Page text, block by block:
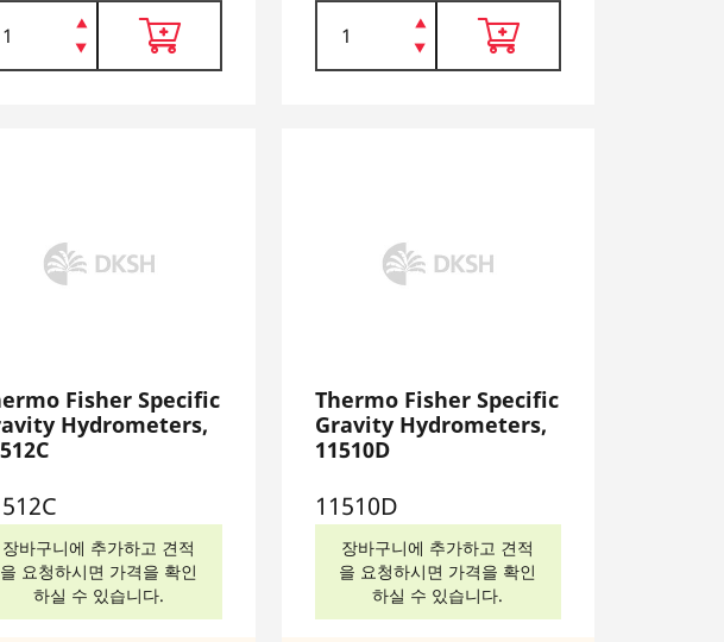
Fisher Specific
Hydrometers,
장바구니에 추가하고 견적
을 요청하시면 가격을 확인
하실 수 있습니다.
Thermo Fisher Specific
Gravity Hydrometers,
11510D
11510D
장바구니에 추가하고 견적
을 요청하시면 가격을 확인
하실 수 있습니다.